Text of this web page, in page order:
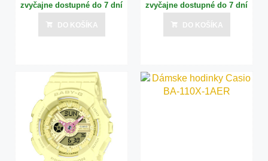
zvyčajne dostupné do 7 dní
DO KOŠÍKA
zvyčajne dostupné do 7 dní
DO KOŠÍKA